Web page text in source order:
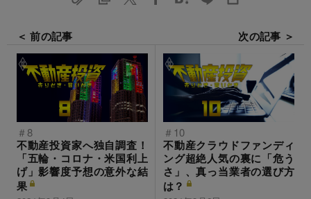
＜ 前の記事
＃8
不動産投資家へ独自調査！
「五輪・コロナ・米国利上
げ」影響度予想の意外な結
果
次の記事 ＞
＃10
不動産クラウドファンディ
ング超絶人気の裏に「危う
さ」、真っ当業者の選び方
は？